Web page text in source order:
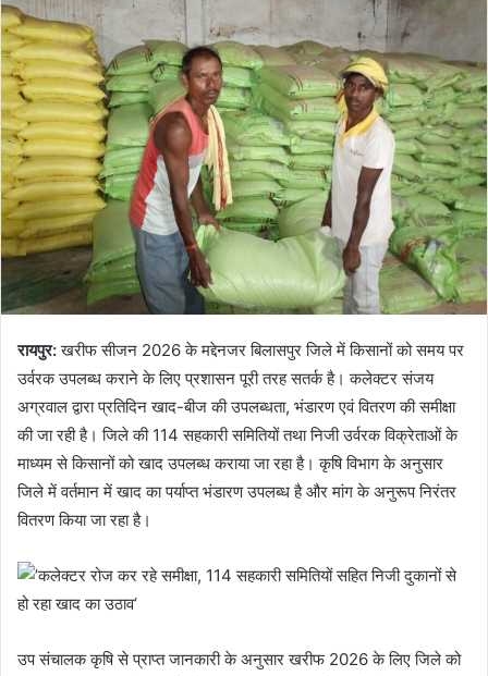
रायपुर:खरीफ सीजन 2026 के मद्देनजर बिलासपुर जिले में किसानों को समय पर
उर्वरक उपलब्ध कराने के लिए प्रशासन पूरी तरह सतर्क है। कलेक्टर संजय
अग्रवाल द्वारा प्रतिदिन खाद-बीज की उपलब्धता, भंडारण एवं वितरण की समीक्षा
की जा रही है। जिले की 114 सहकारी समितियों तथा निजी उर्वरक विक्रेताओं के
माध्यम से किसानों को खाद उपलब्ध कराया जा रहा है। कृषि विभाग के अनुसार
जिले में वर्तमान में खाद का पर्याप्त भंडारण उपलब्ध है और मांग के अनुरूप निरंतर
वितरण किया जा रहा है।
उप संचालक कृषि से प्राप्त जानकारी के अनुसार खरीफ 2026 के लिए जिले को